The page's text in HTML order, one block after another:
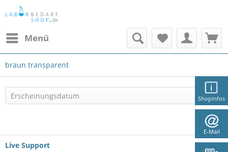
Shopinfos
E-Mail
Menü
braun transparent
Live Support